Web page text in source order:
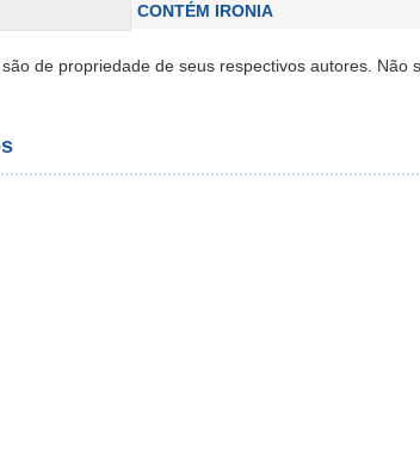
CONTÉM IRONIA
de propriedade de seus respectivos autores. Não